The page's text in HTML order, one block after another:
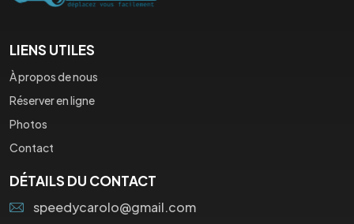
LIENS UTILES
À propos de nous
Réserver en ligne
Photos
Contact
DÉTAILS DU CONTACT
speedycarolo@gmail.com